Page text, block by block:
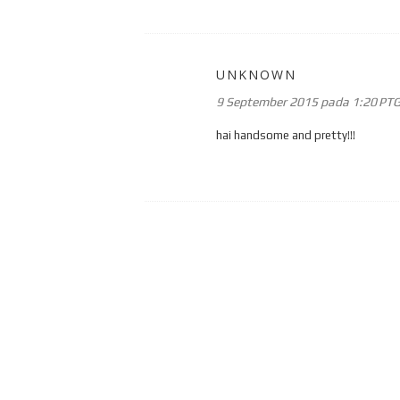
UNKNOWN
9 September 2015 pada 1:20 PTG
hai handsome and pretty!!!